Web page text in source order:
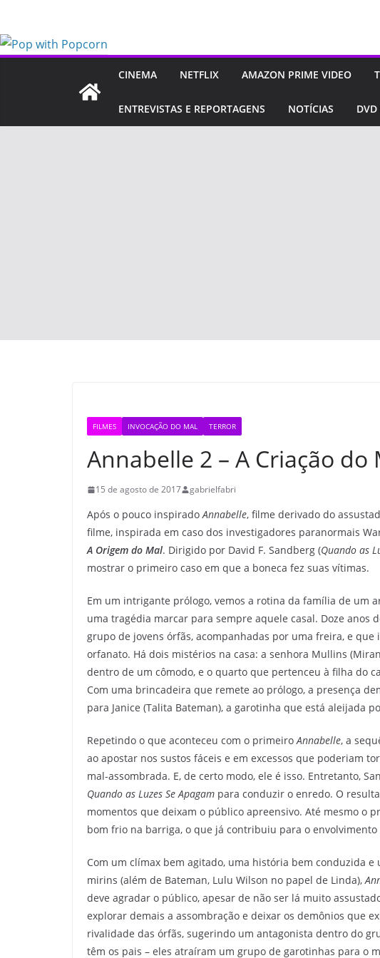
o
CINEMA NETFLIX AMAZON PRIME VIDEO
ENTREVISTAS E REPORTAGENS NOTÍCIAS DVD
FILMES INVOCAÇÃO DO MAL TERROR
Annabelle 2 – A Criação do
15 de agosto de 2017 gabrielfabri
Após o pouco inspiradoAnnabelle, filme derivado do
filme, inspirada em caso dos investigadores paranormais
A Origem do Mal. Dirigido por David F. Sandberg (Quando as
mostrar o primeiro caso em que a boneca fez suas vítimas.
Em um intrigante prólogo, vemos a rotina da família de um
uma tragédia marcar para sempre aquele casal. Doze anos
grupo de jovens órfãs, acompanhadas por uma freira, e
orfanato. Há dois mistérios na casa: a senhora Mullins
dentro de um cômodo, e o quarto que pertenceu à filha do
Com uma brincadeira que remete ao prólogo, a presença
para Janice (Talita Bateman), a garotinha que está aleijada
Repetindo o que aconteceu com o primeiroAnnabelle, a
ao apostar nos sustos fáceis e em excessos que poderiam
mal-assombrada. E, de certo modo, ele é isso. Entretanto,
Quando as Luzes Se Apagam para conduzir o enredo. O
momentos que deixam o público apreensivo. Até mesmo o
bom frio na barriga, o que já contribuiu para o envolvimento
Com um clímax bem agitado, uma história bem conduzida
mirins (além de Bateman, Lulu Wilson no papel de Linda),
deve agradar o público, apesar de não ser lá muito
explorar demais a assombração e deixar os demônios que
rivalidade das órfãs, sugerindo um antagonista dentro do
têm os pais – eles atraíram um grupo de garotinhas para o